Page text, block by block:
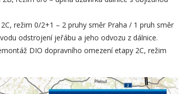
režim 0/2+1 – 2 pruhy směr Praha / 1 pruh směr
odstrojení jeřábu a jeho odvozu z dálnice.
DIO dopravního omezení etapy 2C, režim